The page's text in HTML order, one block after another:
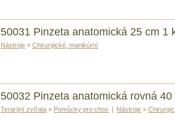
50031 Pinzeta anatomická 25 cm 1
Nástroje »Chirurgické, manikúrní
50032 Pinzeta anatomická rovná 40
Teraríjní zvířata » Pomůcky pro chov | Nástroje »